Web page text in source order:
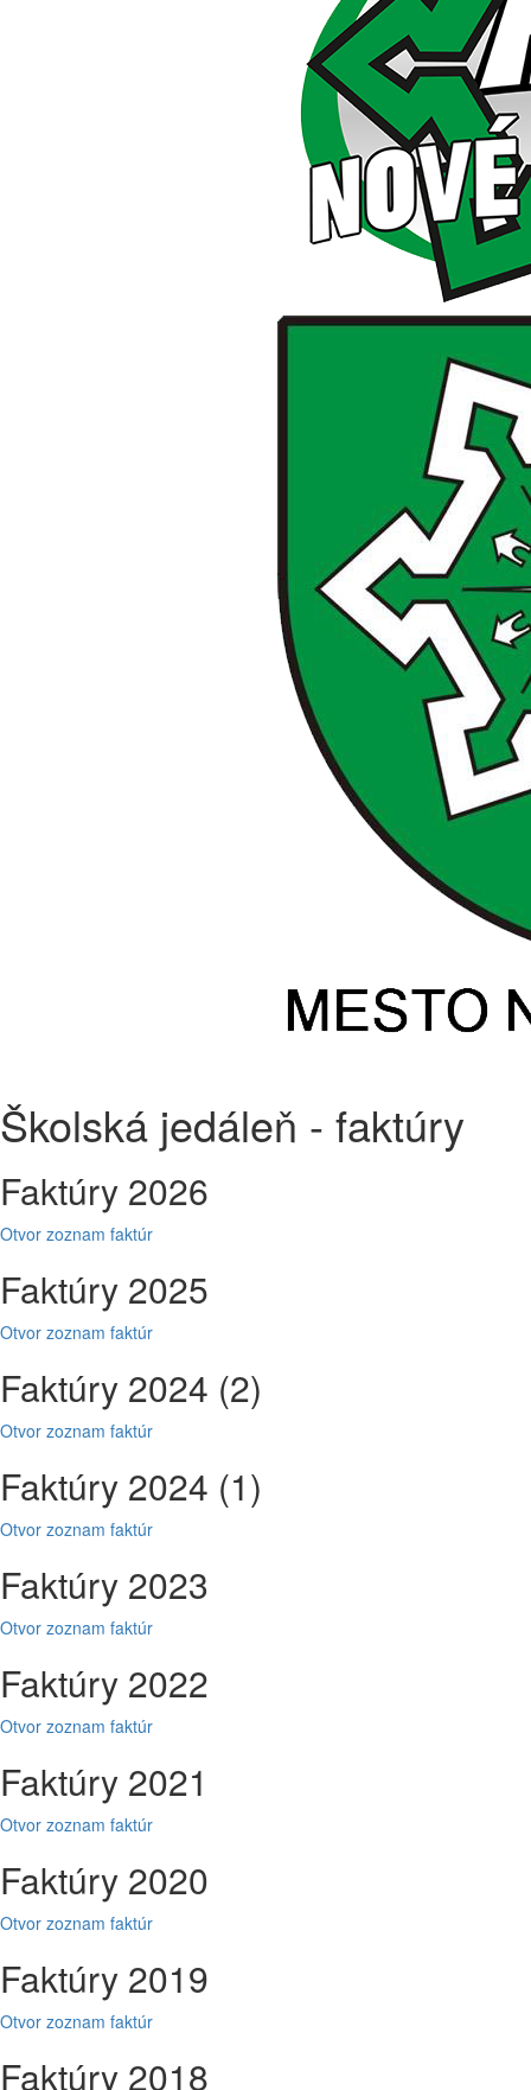
Školská jedáleň - faktúry
Faktúry 2026
Otvor zoznam faktúr
Faktúry 2025
Otvor zoznam faktúr
Faktúry 2024 (2)
Otvor zoznam faktúr
Faktúry 2024 (1)
Otvor zoznam faktúr
Faktúry 2023
Otvor zoznam faktúr
Faktúry 2022
Otvor zoznam faktúr
Faktúry 2021
Otvor zoznam faktúr
Faktúry 2020
Otvor zoznam faktúr
Faktúry 2019
Otvor zoznam faktúr
Faktúry 2018